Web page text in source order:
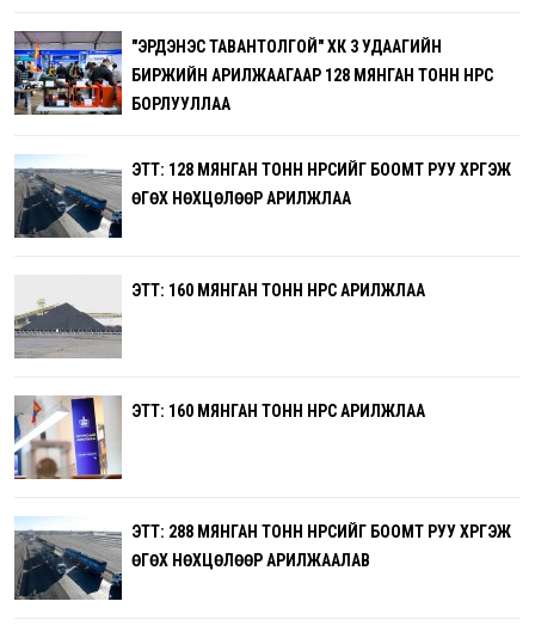
"ЭРДЭНЭС ТАВАНТОЛГОЙ" ХК 3 УДААГИЙН
БИРЖИЙН АРИЛЖААГААР 128 МЯНГАН ТОНН НҮҮРС
БОРЛУУЛЛАА
ЭТТ: 128 МЯНГАН ТОНН НҮҮРСИЙГ БООМТ РУУ ХҮРГЭЖ
ӨГӨХ НӨХЦӨЛӨӨР АРИЛЖЛАА
ЭТТ: 160 МЯНГАН ТОНН НҮҮРС АРИЛЖЛАА
ЭТТ: 160 МЯНГАН ТОНН НҮҮРС АРИЛЖЛАА
ЭТТ: 288 МЯНГАН ТОНН НҮҮРСИЙГ БООМТ РУУ ХҮРГЭЖ
ӨГӨХ НӨХЦӨЛӨӨР АРИЛЖААЛАВ